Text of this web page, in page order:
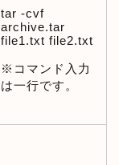
tar -cvf
archive.tar
file1.txt file2.txt
※コマンド入力
は一行です。